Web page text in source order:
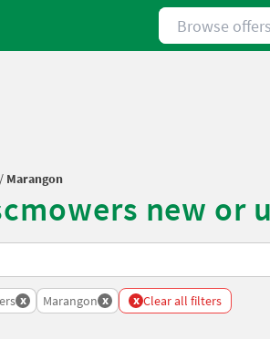
Browse offers
/ Marangon
new or
x Marangon x x Clear all filters